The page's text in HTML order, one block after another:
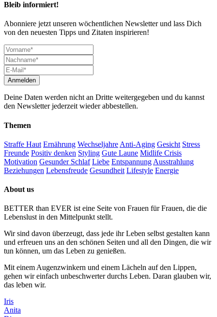
Bleib informiert!
Abonniere jetzt unseren wöchentlichen Newsletter und lass Dich
von den neuesten Tipps und Zitaten inspirieren!
Deine Daten werden nicht an Dritte weitergegeben und du kannst
den Newsletter jederzeit wieder abbestellen.
Themen
Straffe Haut Ernährung Wechseljahre Anti-Aging Gesicht Stress
Freunde Positiv denken Styling Gute Laune Midlife Crisis
Motivation Gesunder Schlaf Liebe Entspannung Ausstrahlung
Beziehungen Lebensfreude Gesundheit Lifestyle Energie
About us
BETTER than EVER ist eine Seite von Frauen für Frauen, die die
Lebenslust in den Mittelpunkt stellt.
Wir sind davon überzeugt, dass jede ihr Leben selbst gestalten kann
und erfreuen uns an den schönen Seiten und all den Dingen, die wir
tun können, um das Leben zu genießen.
Mit einem Augenzwinkern und einem Lächeln auf den Lippen,
gehen wir einfach unbeschwerter durchs Leben. Daran glauben wir,
das leben wir.
Iris
Anita